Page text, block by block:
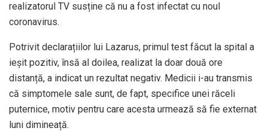
realizatorul TV susține că nu a fost infectat cu noul
coronavirus.
Potrivit declarațiilor lui Lazarus, primul test făcut la spital a
ieșit pozitiv, însă al doilea, realizat la doar două ore
distanță, a indicat un rezultat negativ. Medicii i-au transmis
că simptomele sale sunt, de fapt, specifice unei răceli
puternice, motiv pentru care acesta urmează să fie externat
luni dimineață.